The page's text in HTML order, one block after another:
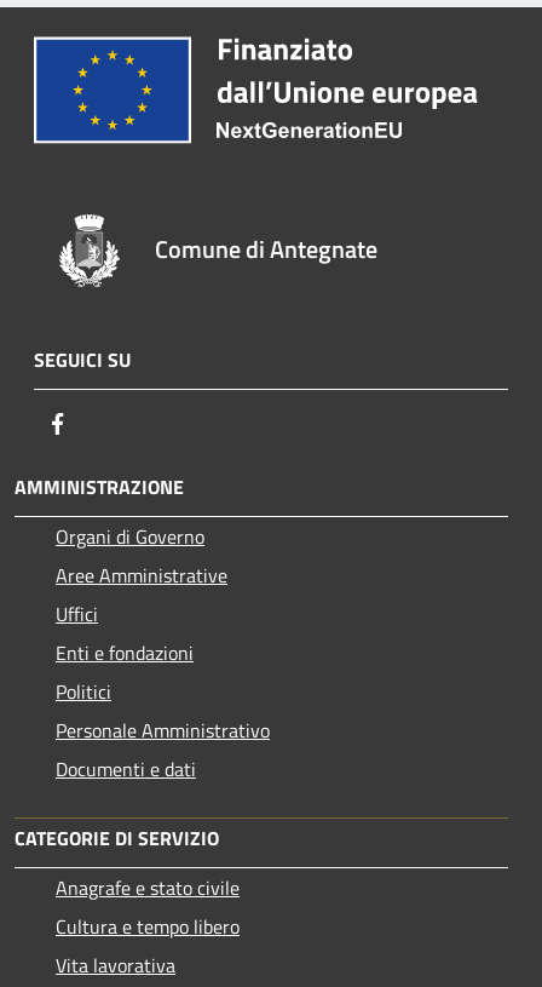
Comune di Antegnate
SEGUICI SU
AMMINISTRAZIONE
Organi di Governo
Aree Amministrative
Uffici
Enti e fondazioni
Politici
Personale Amministrativo
Documenti e dati
CATEGORIE DI SERVIZIO
Anagrafe e stato civile
Cultura e tempo libero
Vita lavorativa